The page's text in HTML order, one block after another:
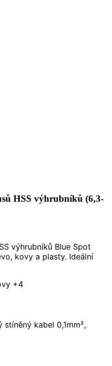
HSS výhrubníků (6,3-
výhrubníků Blue Spot
kovy a plasty. Ideální
+4
stíněný kabel 0,1mm²,